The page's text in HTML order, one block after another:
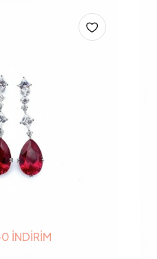
İNDIRIM